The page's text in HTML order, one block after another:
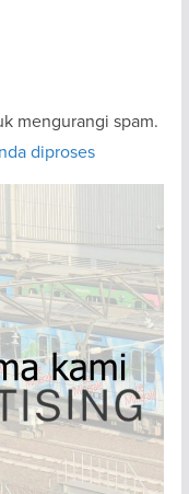
mengurangi spam.
diproses